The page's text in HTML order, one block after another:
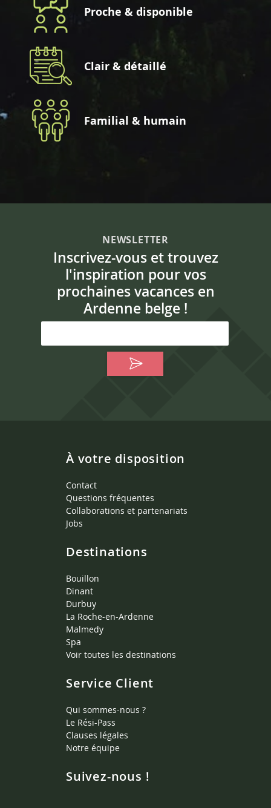
Proche & disponible
Clair & détaillé
Familial & humain
NEWSLETTER
Inscrivez-vous et trouvez
l'inspiration pour vos
prochaines vacances en
Ardenne belge !
À votre disposition
Contact
Questions fréquentes
Collaborations et partenariats
Jobs
Destinations
Bouillon
Dinant
Durbuy
La Roche-en-Ardenne
Malmedy
Spa
Voir toutes les destinations
Service Client
Qui sommes-nous ?
Le Rési-Pass
Clauses légales
Notre équipe
Suivez-nous !